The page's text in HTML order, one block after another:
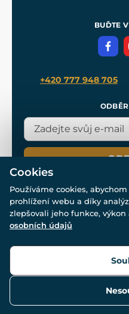
Meče pro Kingdom
BUĎTE
+420 777 948 705
© Všechna práva
Cookies
Používáme cookies,
prohlížení webu a díky
zlepšovali jeho funkce,
osobních údajů